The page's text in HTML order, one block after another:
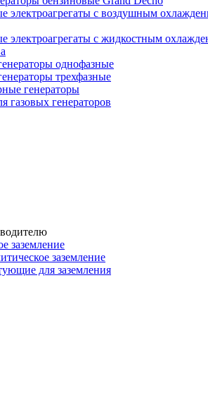
электроагрегаты с воздушным
электроагрегаты с жидкостным
однофазные
трехфазные
генераторы
газовых генераторов
заземление
заземление
для заземления